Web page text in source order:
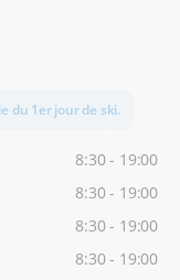
du 1er jour de ski.
8:30 - 19:00
8:30 - 19:00
8:30 - 19:00
8:30 - 19:00